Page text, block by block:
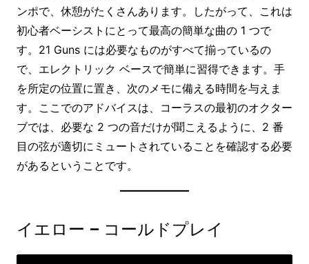
ンポで、休憩がたくさんあります。したがって、これは
初心者ベーシストにとって最高の簡単な曲の 1 つで
す。21 Guns には必要なものがすべて揃っているの
で、エレクトリック ベースで簡単に習得できます。手
を所定の位置に置き、次のメモに備える時間を与えま
す。ここでのアドバイスは、コーラスの最初のオクター
ブでは、必要な 2 つの音だけが聞こえるように、2 番
目の弦が適切にミュートされていることを確認する必要
があるということです。
イエロー – コールドプレイ